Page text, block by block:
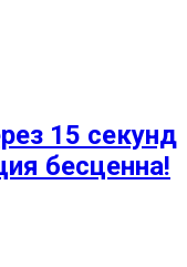
15 секунд
бесценна!